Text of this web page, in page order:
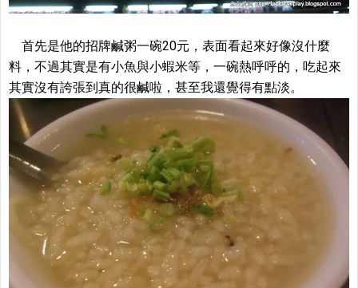
首先是他的招牌鹹粥一碗20元，表面看起來好像沒什麼
料，不過其實是有小魚與小蝦米等，一碗熱呼呼的，吃起來
其實沒有誇張到真的很鹹啦，甚至我還覺得有點淡。